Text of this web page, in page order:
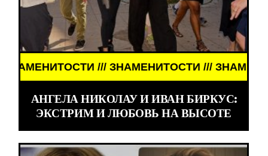
/// ЗНАМЕНИТОСТИ /// ЗНАМЕНИТОСТИ ///
АНГЕЛА НИКОЛАУ И ИВАН БИРКУС:
ЭКСТРИМ И ЛЮБОВЬ НА ВЫСОТЕ